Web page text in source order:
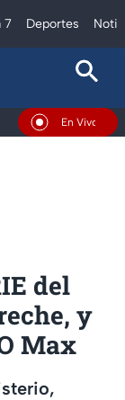
7 Deportes
En Vivo
del
y
Max